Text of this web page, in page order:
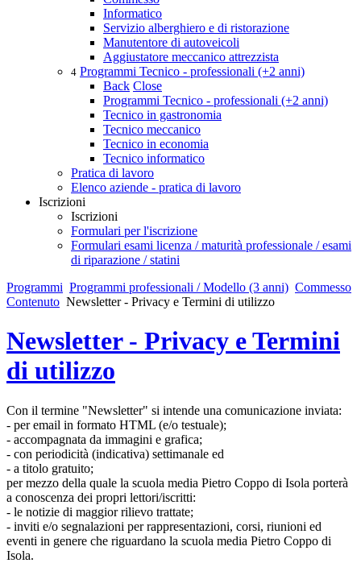
Informatico
Servizio alberghiero e di ristorazione
Manutentore di autoveicoli
Aggiustatore meccanico attrezzista
4 Programmi Tecnico - professionali (+2 anni)
Back Close
Programmi Tecnico - professionali (+2 anni)
Tecnico in gastronomia
Tecnico meccanico
Tecnico in economia
Tecnico informatico
Pratica di lavoro
Elenco aziende - pratica di lavoro
Iscrizioni
Iscrizioni
Formulari per l'iscrizione
Formulari esami licenza / maturità professionale / esami
di riparazione / statini
Programmi Programmi professionali / Modello (3 anni) Commesso
Contenuto Newsletter - Privacy e Termini di utilizzo
Newsletter - Privacy e Termini
di utilizzo
Con il termine "Newsletter" si intende una comunicazione inviata:
- per email in formato HTML (e/o testuale);
- accompagnata da immagini e grafica;
- con periodicità (indicativa) settimanale ed
- a titolo gratuito;
per mezzo della quale la scuola media Pietro Coppo di Isola porterà
a conoscenza dei propri lettori/iscritti:
- le notizie di maggior rilievo trattate;
- inviti e/o segnalazioni per rappresentazioni, corsi, riunioni ed
eventi in genere che riguardano la scuola media Pietro Coppo di
Isola.